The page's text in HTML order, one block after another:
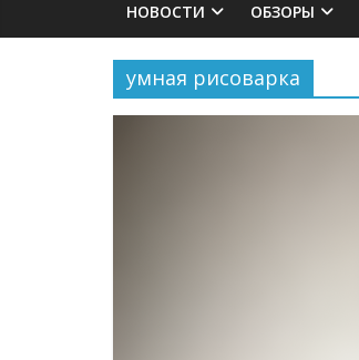
НОВОСТИ ОБЗОРЫ
умная рисоварка